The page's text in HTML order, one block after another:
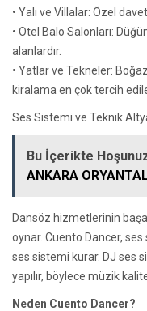
• Yalı ve Villalar: Özel
• Otel Balo Salonları:
alanlardır.
• Yatlar ve Tekneler:
kiralama en çok tercih
Ses Sistemi ve Teknik
Bu İçerikte
ANKARA
Dansöz hizmetlerinin
oynar. Cuento Dancer,
ses sistemi kurar. DJ ses
yapılır, böylece müzik
Neden Cuento Dancer?